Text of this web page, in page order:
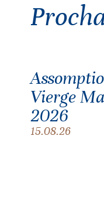
Vierge
2026
15.08.26